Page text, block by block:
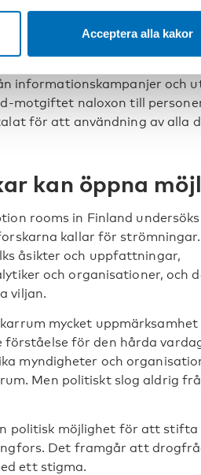
Acceptera alla kakor
som krävs.
att motverka dödsfall till
informationskampanjer och
motgiftet naloxon till
för att användning av alla
kan öppna
rooms in Finland undersöks
kallar för strömningar.
åsikter och uppfattningar,
och organisationer, och
viljan.
mycket uppmärksamhet
för den hårda
myndigheter och
Men politiskt slog aldrig
politisk möjlighet för att stifta
Det framgår att
ett stigma.